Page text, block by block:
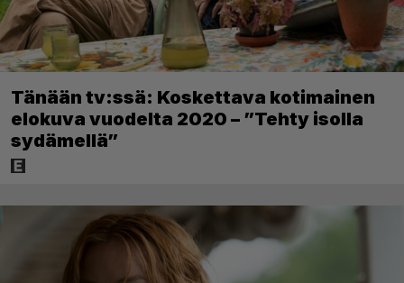
Tänään tv:ssä: Koskettava kotimainen
elokuva vuodelta 2020 – ”Tehty isolla
sydämellä”